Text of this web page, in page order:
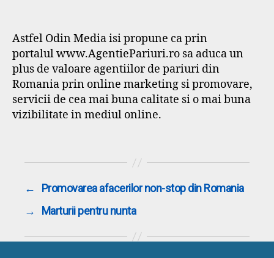
Astfel Odin Media isi propune ca prin
portalul www.AgentiePariuri.ro sa aduca un
plus de valoare agentiilor de pariuri din
Romania prin online marketing si promovare,
servicii de cea mai buna calitate si o mai buna
vizibilitate in mediul online.
←
Promovarea afacerilor non-stop din Romania
→
Marturii pentru nunta